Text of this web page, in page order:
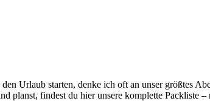
Urlaub starten, denke ich oft an unser größtes
planst, findest du hier unsere komplette Packliste